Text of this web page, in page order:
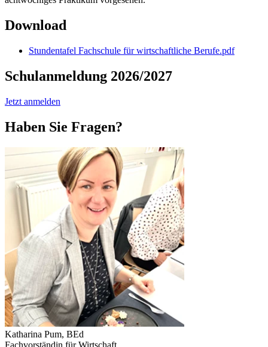
Download
Stundentafel Fachschule für wirtschaftliche Berufe.pdf
Schulanmeldung 2026/2027
Jetzt anmelden
Haben Sie Fragen?
Katharina Pum, BEd
Fachvorständin für Wirtschaft